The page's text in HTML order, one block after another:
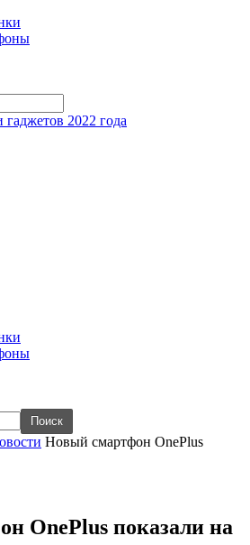
2022 года
Новый смартфон OnePlus
OnePlus показали на